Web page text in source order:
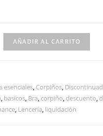
AÑADIR AL CARRITO
esenciales, Corpiños,
, basicos, Bra, corpiño, descuento,
, Lencería, liquidación